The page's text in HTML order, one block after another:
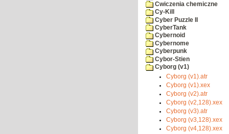
Cwiczenia chemiczne
Cy-Kill
Cyber Puzzle II
CyberTank
Cybernoid
Cybernome
Cyberpunk
Cybor-Stien
Cyborg (v1)
Cyborg (v1).atr
Cyborg (v1).xex
Cyborg (v2).atr
Cyborg (v2,128).xex
Cyborg (v3).atr
Cyborg (v3,128).xex
Cyborg (v4,128).xex